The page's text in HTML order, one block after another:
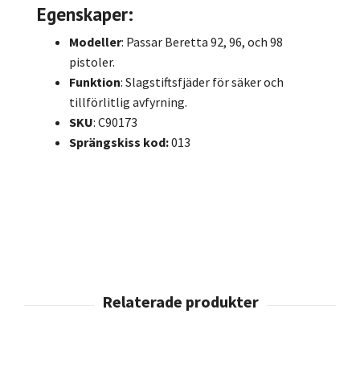
Egenskaper:
Modeller: Passar Beretta 92, 96, och 98
pistoler.
Funktion: Slagstiftsfjäder för säker och
tillförlitlig avfyrning.
SKU: C90173
Sprängskiss kod:013